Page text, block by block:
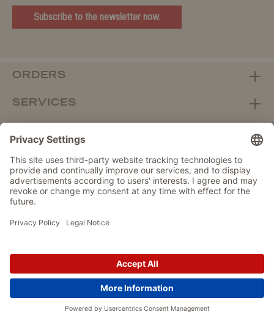
Subscribe to the newsletter now.
ORDERS
SERVICES
DEALER PORTAL
Withdraw from contract here
IMPRINT